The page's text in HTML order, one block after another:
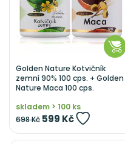
Golden Nature Kotvičník
zemní 90% 100 cps. + Golden
Nature Maca 100 cps.
skladem > 100 ks
698 Kč 599 Kč